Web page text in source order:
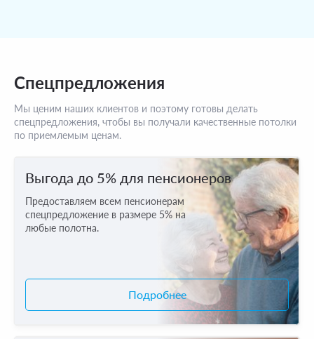
Спецпредложения
Мы ценим наших клиентов и поэтому готовы делать
спецпредложения, чтобы вы получали качественные потолки
по приемлемым ценам.
Выгода до 5% для пенсионеров
Предоставляем всем пенсионерам
спецпредложение в размере 5% на
любые полотна.
Подробнее